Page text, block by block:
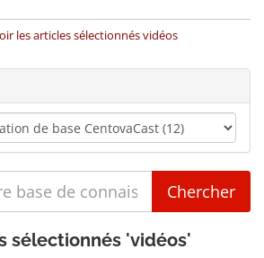
les articles sélectionnés vidéos
sélectionnés 'vidéos'